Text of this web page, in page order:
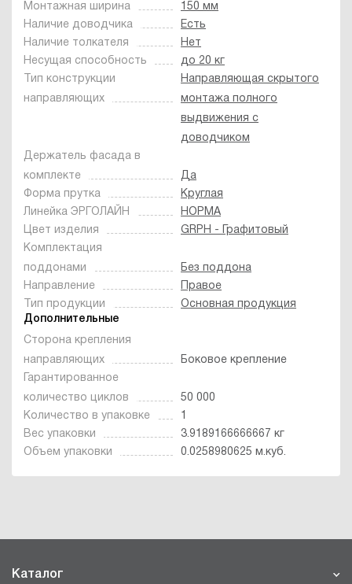
Монтажная ширина
150 мм
Наличие доводчика
Есть
Наличие толкателя
Нет
Несущая способность
до 20 кг
Тип конструкции
направляющих
Направляющая скрытого
монтажа полного
выдвижения с
доводчиком
Держатель фасада в
комплекте
Да
Форма прутка
Круглая
Линейка ЭРГОЛАЙН
НОРМА
Цвет изделия
GRPH - Графитовый
Комплектация
поддонами
Без поддона
Направление
Правое
Тип продукции
Основная продукция
Дополнительные
Сторона крепления
направляющих
Боковое крепление
Гарантированное
количество циклов
50 000
Количество в упаковке
Вес упаковки
3.9189166666667 кг
Объем упаковки
0.0258980625 м.куб.
Каталог